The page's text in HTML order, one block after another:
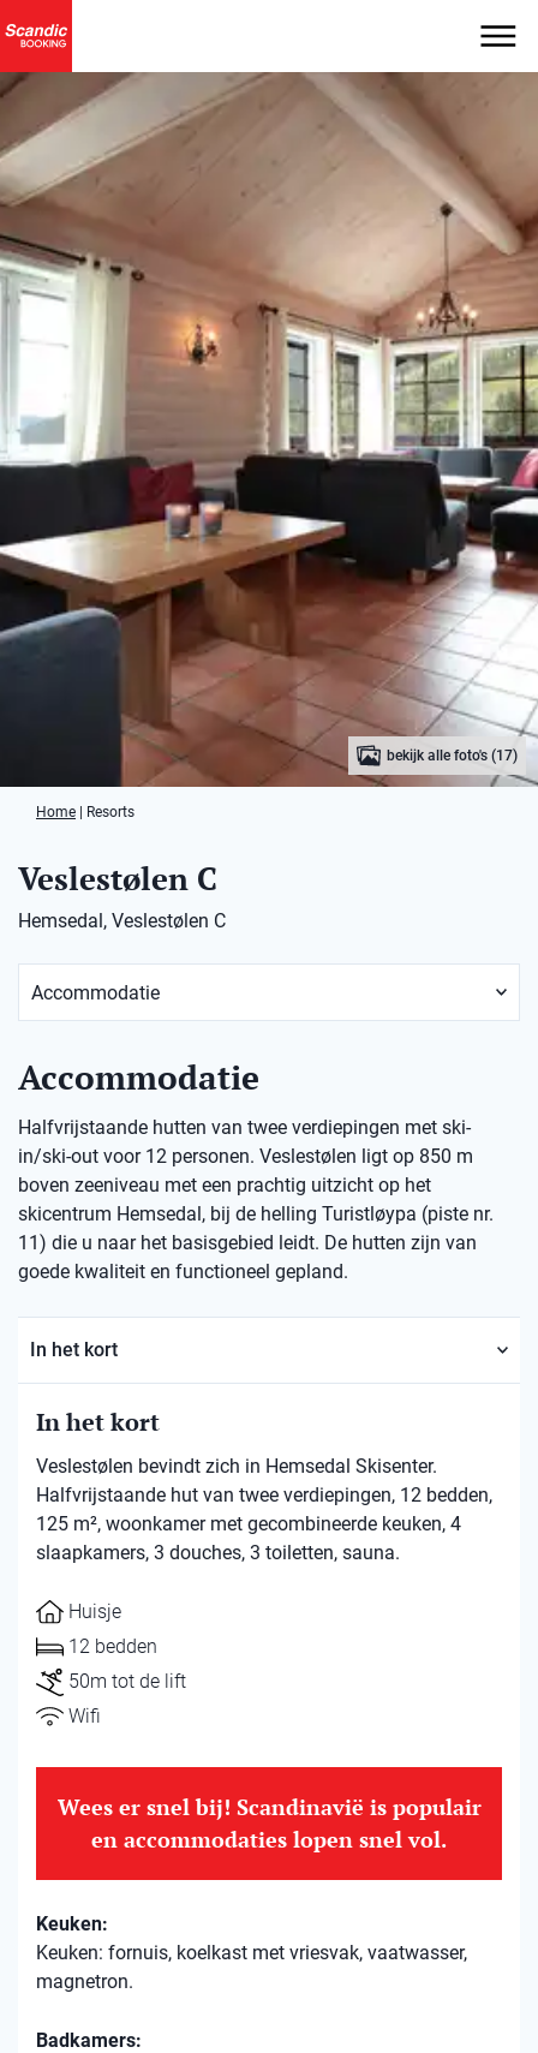
bekijk alle foto's (17)
Home Resorts
Veslestølen C
Hemsedal, Veslestølen C
Accommodatie
Halfvrijstaande hutten van twee verdiepingen met ski-
in/ski-out voor 12 personen. Veslestølen ligt op 850 m
boven zeeniveau met een prachtig uitzicht op het
skicentrum Hemsedal, bij de helling Turistløypa (piste nr.
11) die u naar het basisgebied leidt. De hutten zijn van
goede kwaliteit en functioneel gepland.
In het kort
In het kort
Veslestølen bevindt zich in Hemsedal Skisenter.
Halfvrijstaande hut van twee verdiepingen, 12 bedden,
125 m², woonkamer met gecombineerde keuken, 4
slaapkamers, 3 douches, 3 toiletten, sauna.
Huisje
12 bedden
50m tot de lift
Wifi
Wees er snel bij! Scandinavië is populair
en accommodaties lopen snel vol.
Keuken:
Keuken: fornuis, koelkast met vriesvak, vaatwasser,
magnetron.
Badkamers: